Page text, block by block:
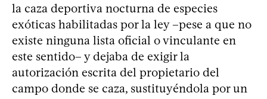
la caza deportiva nocturna de especies
exóticas habilitadas por la ley –pese a que no
existe ninguna lista oficial o vinculante en
este sentido– y dejaba de exigir la
autorización escrita del propietario del
campo donde se caza, sustituyéndola por un